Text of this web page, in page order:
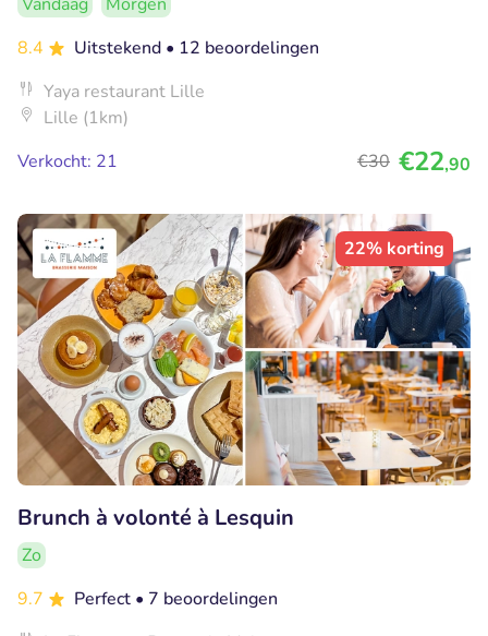
8.4
Uitstekend • 12 beoordelingen
Yaya restaurant Lille
Lille (1km)
Verkocht: 21
€30 €22,90
22% korting
Brunch à volonté à Lesquin
Zo
9.7
Perfect • 7 beoordelingen